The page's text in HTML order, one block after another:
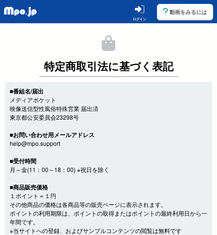
ログイン
動画をみるには
特定商取引法に基づく表記
■番組名/届出
メディアポケット
映像送信型性風俗特殊営業 届出済
東京都公安委員会23298号
■お問い合わせ用メールアドレス
help@mpo.support
■受付時間
月～金(11：00～18：00) ※祝日を除く
■商品販売価格
１ポイント＝１円
その他商品の価格は各商品等の販売ページに表示されます。
ポイントの利用期限は、ポイントの取得またはポイントの最終利用日から一
年間です。
※当サイトへの登録、およびサンプルコンテンツの閲覧は無料です